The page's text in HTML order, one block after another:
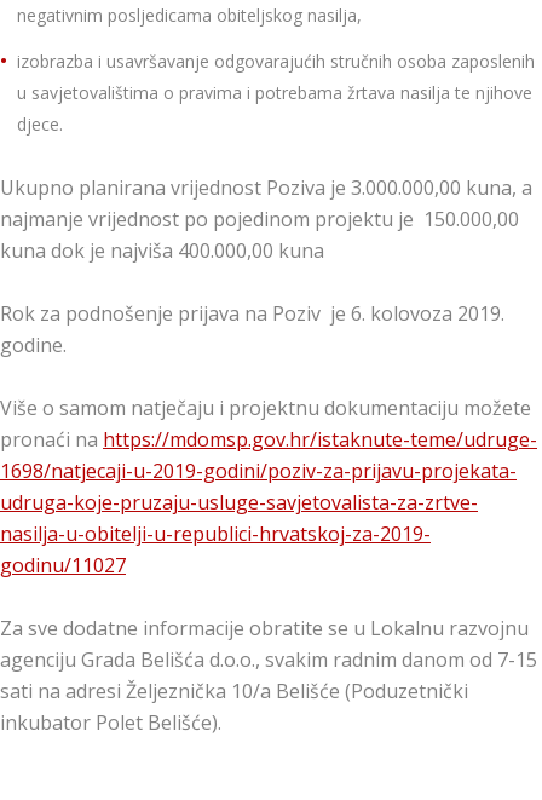
negativnim posljedicama obiteljskog nasilja,
izobrazba i usavršavanje odgovarajućih stručnih osoba zaposlenih
u savjetovalištima o pravima i potrebama žrtava nasilja te njihove
djece.
Ukupno planirana vrijednost Poziva je 3.000.000,00 kuna, a
najmanje vrijednost po pojedinom projektu je 150.000,00
kuna dok je najviša 400.000,00 kuna
Rok za podnošenje prijava na Poziv je 6. kolovoza 2019.
godine.
Više o samom natječaju i projektnu dokumentaciju možete
pronaći na https://mdomsp.gov.hr/istaknute-teme/udruge-
1698/natjecaji-u-2019-godini/poziv-za-prijavu-projekata-
udruga-koje-pruzaju-usluge-savjetovalista-za-zrtve-
nasilja-u-obitelji-u-republici-hrvatskoj-za-2019-
godinu/11027
Za sve dodatne informacije obratite se u Lokalnu razvojnu
agenciju Grada Belišća d.o.o., svakim radnim danom od 7-15
sati na adresi Željeznička 10/a Belišće (Poduzetnički
inkubator Polet Belišće).